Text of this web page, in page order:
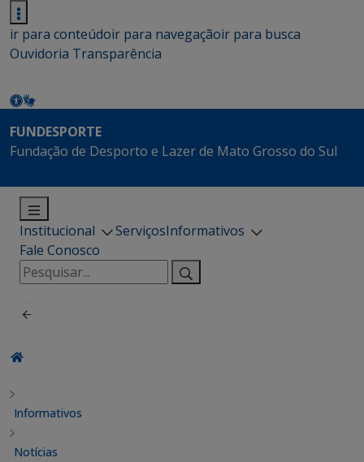
ir para conteúdoir para navegaçãoir para busca
Ouvidoria Transparência
FUNDESPORTE
Fundação de Desporto e Lazer de Mato Grosso do Sul
Institucional ServiçosInformativos
Fale Conosco
Pesquisar
por:
Informativos
Notícias